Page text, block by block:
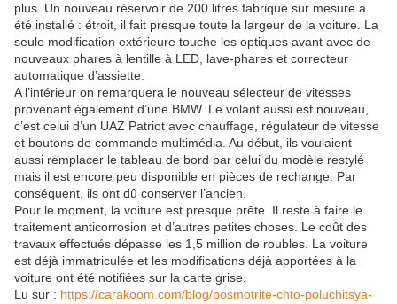
plus. Un nouveau réservoir de 200 litres fabriqué sur mesure a
été installé : étroit, il fait presque toute la largeur de la voiture. La
seule modification extérieure touche les optiques avant avec de
nouveaux phares à lentille à LED, lave-phares et correcteur
automatique d’assiette.
A l’intérieur on remarquera le nouveau sélecteur de vitesses
provenant également d’une BMW. Le volant aussi est nouveau,
c’est celui d’un UAZ Patriot avec chauffage, régulateur de vitesse
et boutons de commande multimédia. Au début, ils voulaient
aussi remplacer le tableau de bord par celui du modèle restylé
mais il est encore peu disponible en pièces de rechange. Par
conséquent, ils ont dû conserver l’ancien.
Pour le moment, la voiture est presque prête. Il reste à faire le
traitement anticorrosion et d’autres petites choses. Le coût des
travaux effectués dépasse les 1,5 million de roubles. La voiture
est déjà immatriculée et les modifications déjà apportées à la
voiture ont été notifiées sur la carte grise.
Lu sur : https://carakoom.com/blog/posmotrite-chto-poluchitsya-